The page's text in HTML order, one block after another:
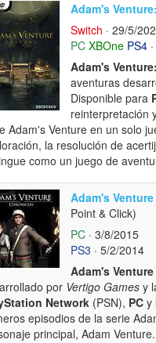
Adam's
Switch · 29/5/
PC XBOne PS4
Adam's
aventuras
Disponible para
reinterpretación
Adam's Venture en un solo
la resolución de
como un juego de
Adam's
Point & Click)
PC · 3/8/2015
PS3 · 5/2/2014
Adam's
por Vertigo Games y
Network (PSN), PC y
episodios de la serie
principal, Adam Venture.